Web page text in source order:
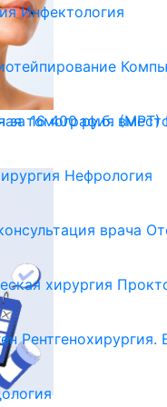
16 400 ру.б.
Инфектология
томография (МРТ)
Нефрология
врача
хирургия
Рентгенохирургия.